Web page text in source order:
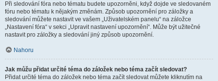
Při sledování fóra nebo tématu budete upozorněni, když dojde ve sledovaném
fóru nebo tématu k nějakým změnám. Způsob upozornění pro záložky a
sledování můžete nastavit ve vašem „Uživatelském panelu“ na záložce
„Nastavení fóra“ v sekci „Upravit nastavení upozornění“. Může být užitečné
nastavit pro záložky a sledování jiný způsob upozornění.
Nahoru
Jak můžu přidat určité téma do záložek nebo téma začít sledovat?
Přidat určité téma do záložek nebo téma začít sledovat můžete kliknutím na